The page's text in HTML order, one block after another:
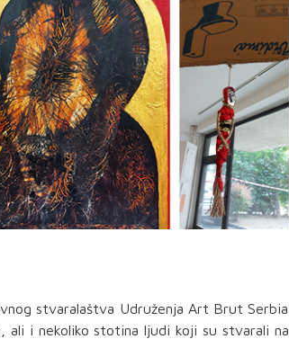
stvaralaštva Udruženja Art Brut Serbia
ali i nekoliko stotina ljudi koji su stvarali na